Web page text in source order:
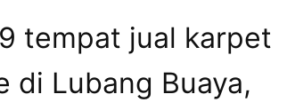
tempat jual karpet
di Lubang Buaya,